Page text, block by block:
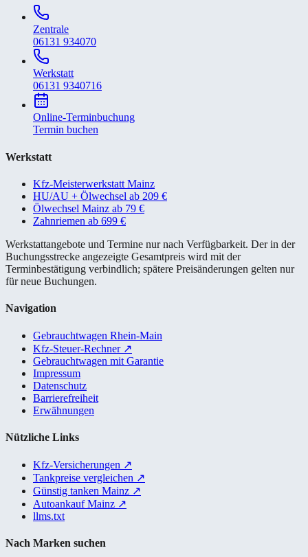
Zentrale
06131 934070
Werkstatt
06131 9340716
Online-Terminbuchung
Termin buchen
Werkstatt
Kfz-Meisterwerkstatt Mainz
HU/AU + Ölwechsel ab 209 €
Ölwechsel Mainz ab 79 €
Zahnriemen ab 699 €
Werkstattangebote und Termine nur nach Verfügbarkeit. Der in der
Buchungsstrecke angezeigte Gesamtpreis wird mit der
Terminbestätigung verbindlich; spätere Preisänderungen gelten nur
für neue Buchungen.
Navigation
Gebrauchtwagen Rhein-Main
Kfz-Steuer-Rechner ↗
Gebrauchtwagen mit Garantie
Impressum
Datenschutz
Barrierefreiheit
Erwähnungen
Nützliche Links
Kfz-Versicherungen ↗
Tankpreise vergleichen ↗
Günstig tanken Mainz ↗
Autoankauf Mainz ↗
llms.txt
Nach Marken suchen